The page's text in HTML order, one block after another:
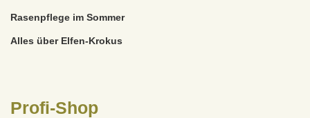
Rasenpflege im Sommer
Alles über Elfen-Krokus
Profi-Shop